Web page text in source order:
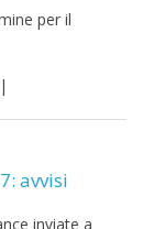
per il
|
avvisi
inviate a